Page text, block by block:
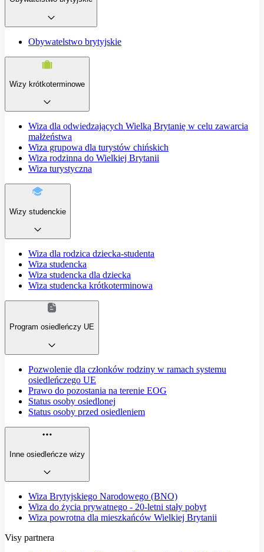
Obywatelstwo brytyjskie
Wizy krótkoterminowe
Wiza dla odwiedzających Wielką Brytanię w celu zawarcia
małżeństwa
Wiza grupowa dla turystów chińskich
Wiza rodzinna do Wielkiej Brytanii
Wiza turystyczna
Wizy studenckie
Wiza dla rodzica dziecka-studenta
Wiza studencka
Wiza studencka dla dziecka
Wiza studencka krótkoterminowa
Program osiedleńczy UE
Pozwolenie dla członków rodziny w ramach systemu
osiedleńczego UE
Prawo do pozostania na terenie EOG
Status osoby osiedlonej
Status osoby przed osiedleniem
Inne osiedleńcze wizy
Wiza Brytyjskiego Narodowego (BNO)
Wiza do życia prywatnego - 20-letni stały pobyt
Wiza powrotna dla mieszkańców Wielkiej Brytanii
Visy partnera